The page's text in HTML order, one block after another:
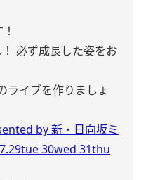
必ず成長した姿をお
ライブを作りましょ
by 新・日向坂ミ
30wed 31thu